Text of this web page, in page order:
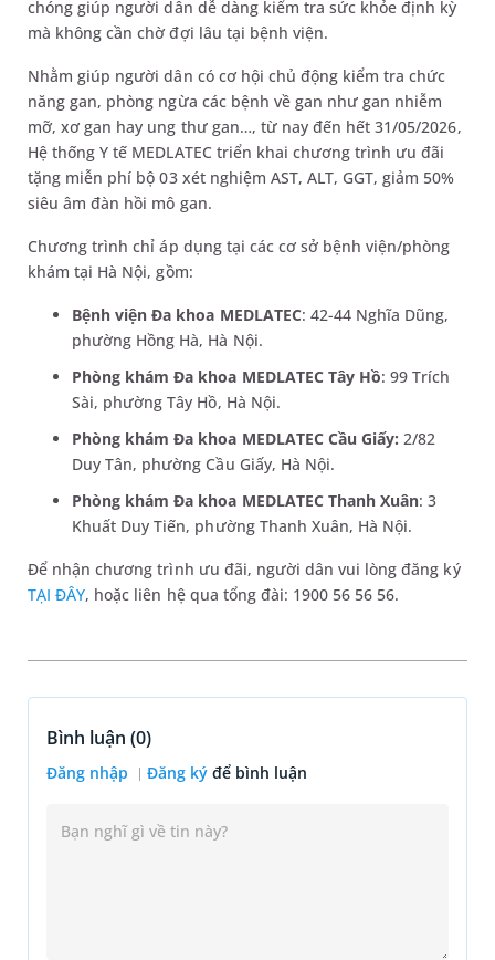
chóng giúp người dân dễ dàng kiểm tra sức khỏe định kỳ
mà không cần chờ đợi lâu tại bệnh viện.
Nhằm giúp người dân có cơ hội chủ động kiểm tra chức
năng gan, phòng ngừa các bệnh về gan như gan nhiễm
mỡ, xơ gan hay ung thư gan…, từ nay đến hết 31/05/2026,
Hệ thống Y tế MEDLATEC triển khai chương trình ưu đãi
tặng miễn phí bộ 03 xét nghiệm AST, ALT, GGT, giảm 50%
siêu âm đàn hồi mô gan.
Chương trình chỉ áp dụng tại các cơ sở bệnh viện/phòng
khám tại Hà Nội, gồm:
Bệnh viện Đa khoa MEDLATEC: 42-44 Nghĩa Dũng,
phường Hồng Hà, Hà Nội.
Phòng khám Đa khoa MEDLATEC Tây Hồ: 99 Trích
Sài, phường Tây Hồ, Hà Nội.
Phòng khám Đa khoa MEDLATEC Cầu Giấy: 2/82
Duy Tân, phường Cầu Giấy, Hà Nội.
Phòng khám Đa khoa MEDLATEC Thanh Xuân: 3
Khuất Duy Tiến, phường Thanh Xuân, Hà Nội.
Để nhận chương trình ưu đãi, người dân vui lòng đăng ký
TẠI ĐÂY, hoặc liên hệ qua tổng đài: 1900 56 56 56.
Bình luận (0)
Đăng nhập Đăng ký để bình luận